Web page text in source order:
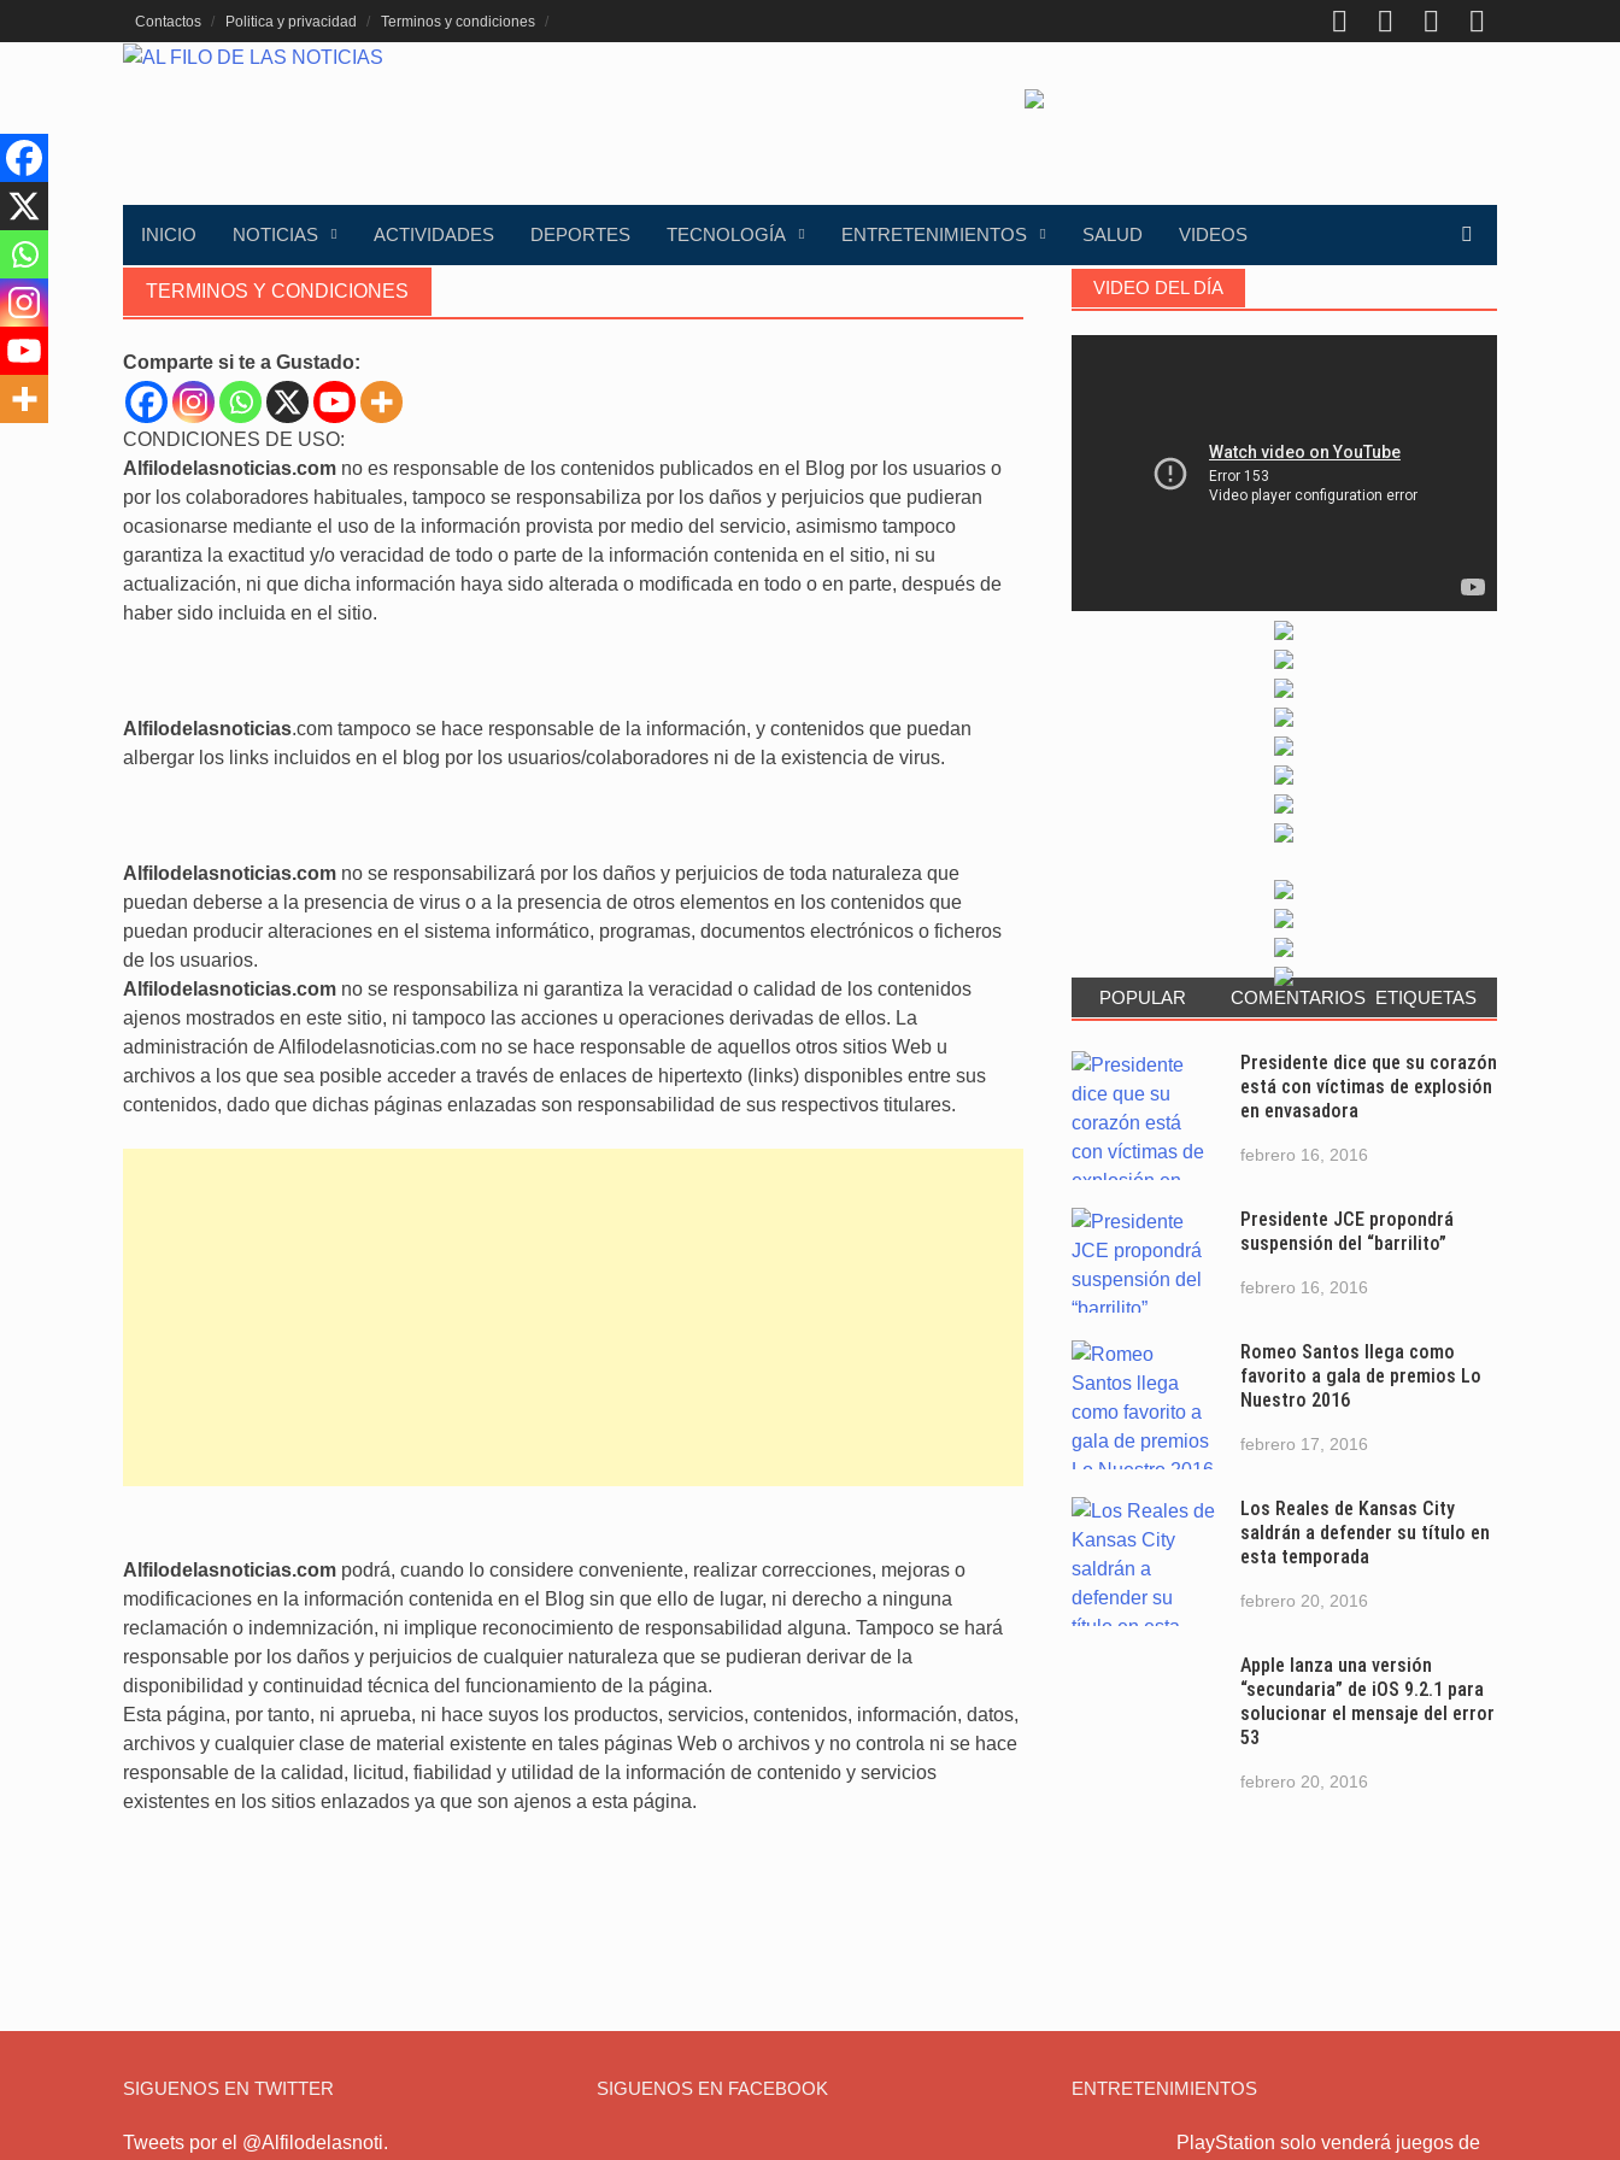
al
Contactos Politica y privacidad Terminos y condiciones
INICIO NOTICIAS ACTIVIDADES DEPORTES TECNOLOGÍA ENTRETENIMIENTOS SALUD VIDEOS
TERMINOS Y CONDICIONES
Comparte si te a Gustado:
CONDICIONES DE USO:
Alfilodelasnoticias.com no es responsable de los contenidos publicados en el Blog por los usuarios o
por los colaboradores habituales, tampoco se responsabiliza por los daños y perjuicios que pudieran
ocasionarse mediante el uso de la información provista por medio del servicio, asimismo tampoco
garantiza la exactitud y/o veracidad de todo o parte de la información contenida en el sitio, ni su
actualización, ni que dicha información haya sido alterada o modificada en todo o en parte, después de
haber sido incluida en el sitio.
Alfilodelasnoticias.com tampoco se hace responsable de la información, y contenidos que puedan
albergar los links incluidos en el blog por los usuarios/colaboradores ni de la existencia de virus.
Alfilodelasnoticias.com no se responsabilizará por los daños y perjuicios de toda naturaleza que
puedan deberse a la presencia de virus o a la presencia de otros elementos en los contenidos que
puedan producir alteraciones en el sistema informático, programas, documentos electrónicos o ficheros
de los usuarios.
Alfilodelasnoticias.com no se responsabiliza ni garantiza la veracidad o calidad de los contenidos
ajenos mostrados en este sitio, ni tampoco las acciones u operaciones derivadas de ellos. La
administración de Alfilodelasnoticias.com no se hace responsable de aquellos otros sitios Web u
archivos a los que sea posible acceder a través de enlaces de hipertexto (links) disponibles entre sus
contenidos, dado que dichas páginas enlazadas son responsabilidad de sus respectivos titulares.
Alfilodelasnoticias.com podrá, cuando lo considere conveniente, realizar correcciones, mejoras o
modificaciones en la información contenida en el Blog sin que ello de lugar, ni derecho a ninguna
reclamación o indemnización, ni implique reconocimiento de responsabilidad alguna. Tampoco se hará
responsable por los daños y perjuicios de cualquier naturaleza que se pudieran derivar de la
disponibilidad y continuidad técnica del funcionamiento de la página.
Esta página, por tanto, ni aprueba, ni hace suyos los productos, servicios, contenidos, información, datos,
archivos y cualquier clase de material existente en tales páginas Web o archivos y no controla ni se hace
responsable de la calidad, licitud, fiabilidad y utilidad de la información de contenido y servicios
existentes en los sitios enlazados ya que son ajenos a esta página.
VIDEO DEL DÍA
POPULAR COMENTARIOS ETIQUETAS
Presidente dice que su corazón
está con víctimas de explosión
en envasadora
febrero 16, 2016
Presidente JCE propondrá
suspensión del “barrilito”
febrero 16, 2016
Romeo Santos llega como
favorito a gala de premios Lo
Nuestro 2016
febrero 17, 2016
Los Reales de Kansas City
saldrán a defender su título en
esta temporada
febrero 20, 2016
Apple lanza una versión
“secundaria” de iOS 9.2.1 para
solucionar el mensaje del error
53
febrero 20, 2016
SIGUENOS EN TWITTER
Tweets por el @Alfilodelasnoti.
SIGUENOS EN FACEBOOK ENTRETENIMIENTOS
PlayStation solo venderá juegos de